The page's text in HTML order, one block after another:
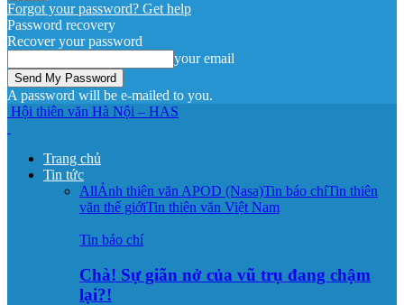
Forgot your password? Get help
Password recovery
Recover your password
your email
A password will be e-mailed to you.
Hội thiên văn Hà Nội – HAS
Trang chủ
Tin tức
AllẢnh thiên văn APOD (Nasa)Tin báo chíTin thiên
văn thế giớiTin thiên văn Việt Nam
Tin báo chí
Chà! Sự giãn nở của vũ trụ đang chậm
lại?!